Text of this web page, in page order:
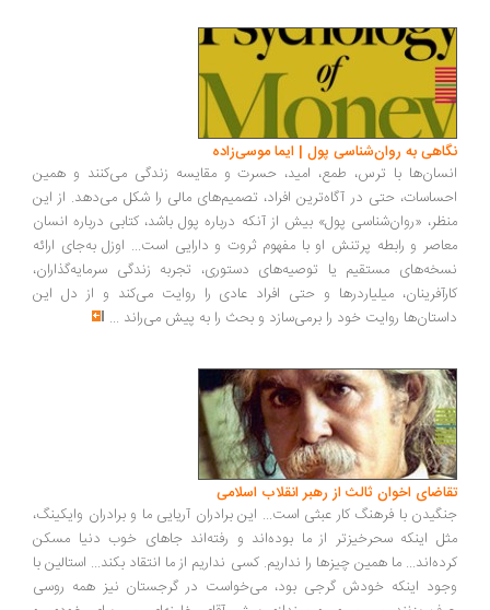
نگاهی به روان‌شناسی پول | ایما موسی‌زاده
انسان‌ها با ترس، طمع، امید، حسرت و مقایسه زندگی می‌کنند و همین
احساسات، حتی در آگاه‌ترین افراد، تصمیم‌های مالی را شکل می‌دهد. از این
منظر، «روان‌شناسی پول» بیش از آنکه درباره پول باشد، کتابی درباره انسان
معاصر و رابطه پرتنش او با مفهوم ثروت و دارایی است... اوزل به‌جای ارائه
نسخه‌های مستقیم یا توصیه‌های دستوری، تجربه زندگی سرمایه‌گذاران،
کارآفرینان، میلیاردرها و حتی افراد عادی را روایت می‌کند و از دل این
داستان‌ها روایت خود را برمی‌سازد و بحث را به پیش می‌راند ...
تقاضای اخوان ثالث از رهبر انقلاب اسلامی
جنگیدن با فرهنگ کار عبثی است... این برادران آریایی ما و برادران وایکینگ،
مثل اینکه سحرخیزتر از ما بوده‌اند و رفته‌اند جاهای خوب دنیا مسکن
کرده‌اند... ما همین چیزها را نداریم. کسی نداریم از ما انتقاد بکند... استالین با
وجود اینکه خودش گرجی بود، می‌خواست در گرجستان نیز همه روسی